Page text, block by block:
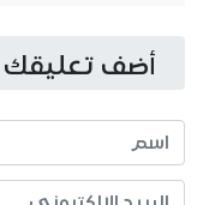
أضف تعليقك